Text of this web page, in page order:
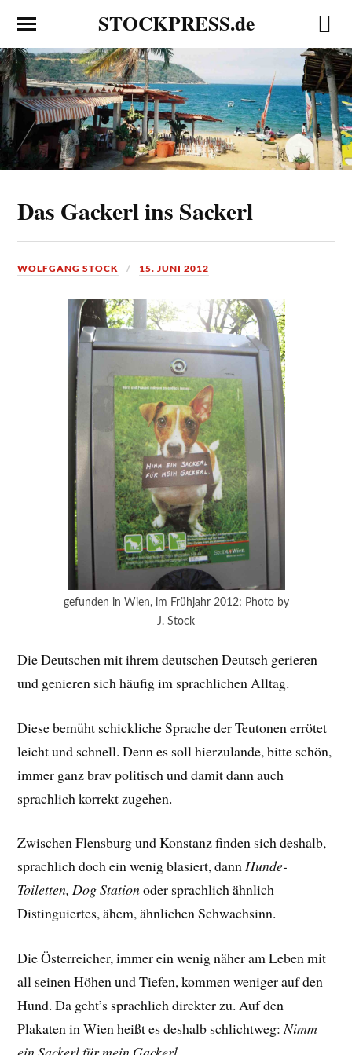
STOCKPRESS.de
Das Gackerl ins Sackerl
WOLFGANG STOCK 15. JUNI 2012
gefunden in Wien, im Frühjahr 2012; Photo by
J. Stock
Die Deutschen mit ihrem deutschen Deutsch gerieren
und genieren sich häufig im sprachlichen Alltag.
Diese bemüht schickliche Sprache der Teutonen errötet
leicht und schnell. Denn es soll hierzulande, bitte schön,
immer ganz brav politisch und damit dann auch
sprachlich korrekt zugehen.
Zwischen Flensburg und Konstanz finden sich deshalb,
sprachlich doch ein wenig blasiert, dannHunde-
Toiletten, Dog Stationoder sprachlich ähnlich
Distinguiertes, ähem, ähnlichen Schwachsinn.
Die Österreicher, immer ein wenig näher am Leben mit
all seinen Höhen und Tiefen, kommen weniger auf den
Hund. Da geht’s sprachlich direkter zu. Auf den
Plakaten in Wien heißt es deshalb schlichtweg:Nimm